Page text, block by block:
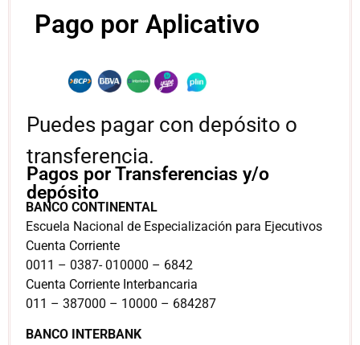
Pago por Aplicativo
Puedes pagar con depósito o
transferencia.
BANCO CONTINENTAL
Escuela Nacional de Especialización para Ejecutivos
Cuenta Corriente
0011 – 0387- 010000 – 6842
Cuenta Corriente Interbancaria
011 – 387000 – 10000 – 684287
BANCO INTERBANK
Pagos por Transferencias y/o
depósito